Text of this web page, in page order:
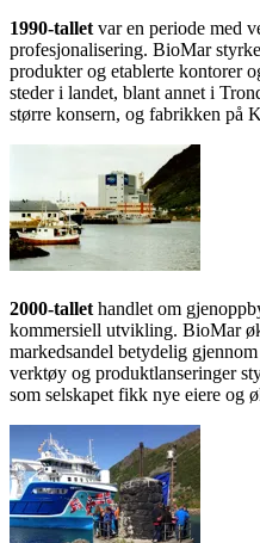
1990-tallet var en periode med
profesjonalisering. BioMar
produkter og etablerte kontorer
steder i landet, blant annet i
større konsern, og fabrikken på
2000-tallet handlet om
kommersiell utvikling. BioMar
markedsandel betydelig
verktøy og produktlanseringer
som selskapet fikk nye eiere og